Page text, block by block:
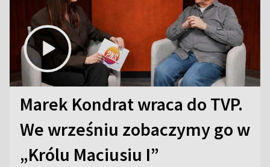
Marek Kondrat wraca do TVP.
We wrześniu zobaczymy go w
„Królu Maciusiu I”